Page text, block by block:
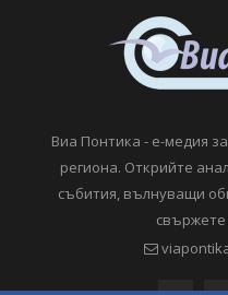
Виа Понтика - е-медия
региона. Открийте
събития, вълнуващи
свържете